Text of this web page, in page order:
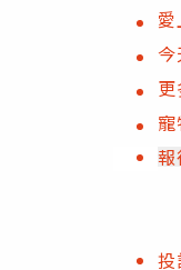
報
投